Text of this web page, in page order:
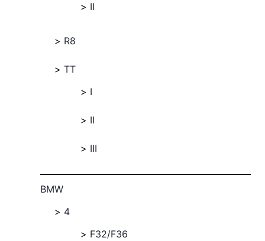
II
R8
TT
I
II
III
BMW
4
F32/F36